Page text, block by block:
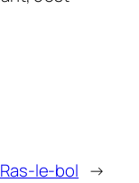
le-bol →